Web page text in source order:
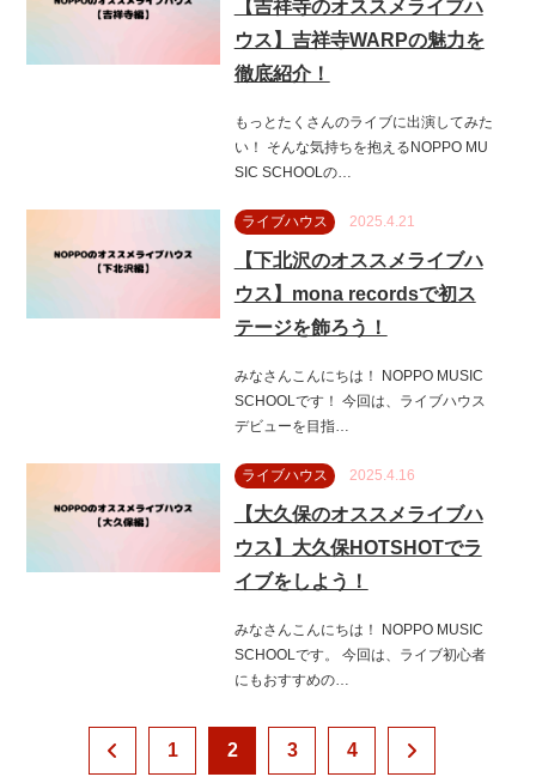
【吉祥寺のオススメライブハ
ウス】吉祥寺WARPの魅力を
徹底紹介！
もっとたくさんのライブに出演してみた
い！ そんな気持ちを抱えるNOPPO MU
SIC SCHOOLの…
ライブハウス 2025.4.21
【下北沢のオススメライブハ
ウス】mona recordsで初ス
テージを飾ろう！
みなさんこんにちは！ NOPPO MUSIC
SCHOOLです！ 今回は、ライブハウス
デビューを目指…
ライブハウス 2025.4.16
【大久保のオススメライブハ
ウス】大久保HOTSHOTでラ
イブをしよう！
みなさんこんにちは！ NOPPO MUSIC
SCHOOLです。 今回は、ライブ初心者
にもおすすめの…
1 2 3 4